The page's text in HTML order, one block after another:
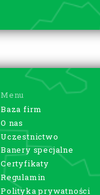
Menu
Baza firm
O nas
Uczestnictwo
Banery specjalne
Certyfikaty
Regulamin
Polityka prywatności